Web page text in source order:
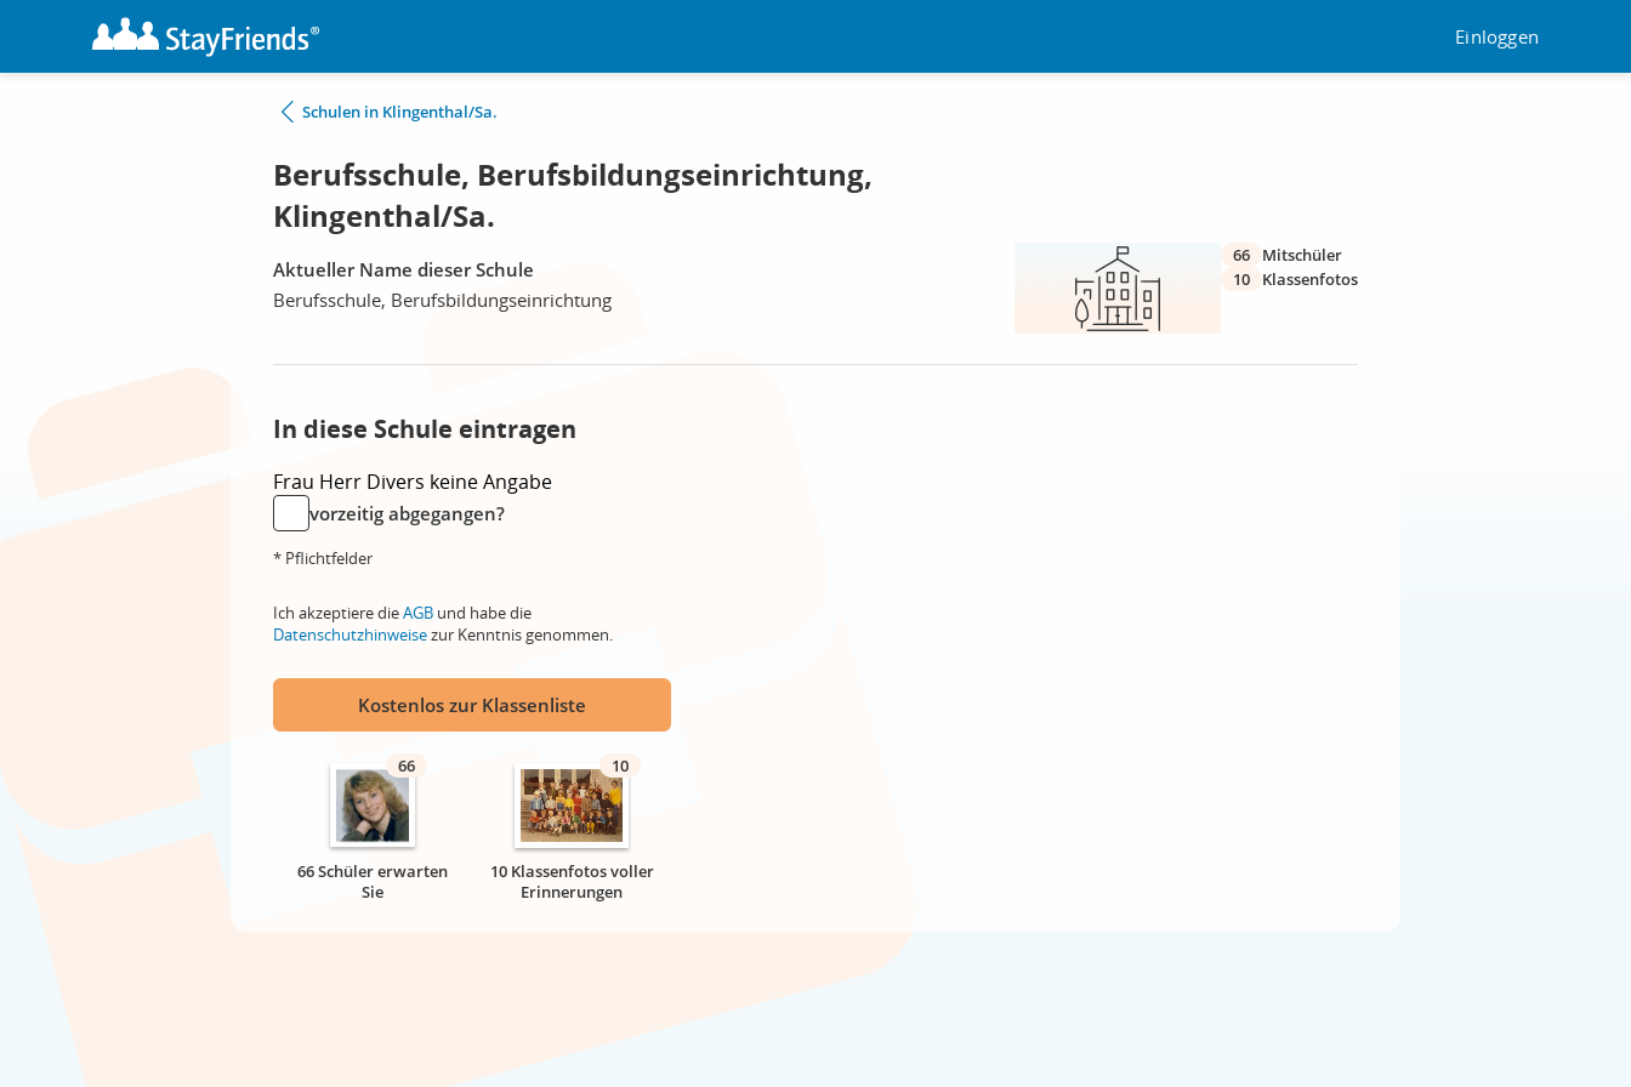
Einloggen
Schulen in Klingenthal/Sa.
Berufsschule, Berufsbildungseinrichtung,
Klingenthal/Sa.
Aktueller Name dieser Schule
Berufsschule, Berufsbildungseinrichtung
66
Mitschüler
10
Klassenfotos
In diese Schule eintragen
Frau Herr Divers keine Angabe
vorzeitig abgegangen?
* Pflichtfelder
Ich akzeptiere dieAGB und habe die
Datenschutzhinweisezur Kenntnis genommen.
Kostenlos zur Klassenliste
66
66 Schüler erwarten
Sie
10
10 Klassenfotos voller
Erinnerungen